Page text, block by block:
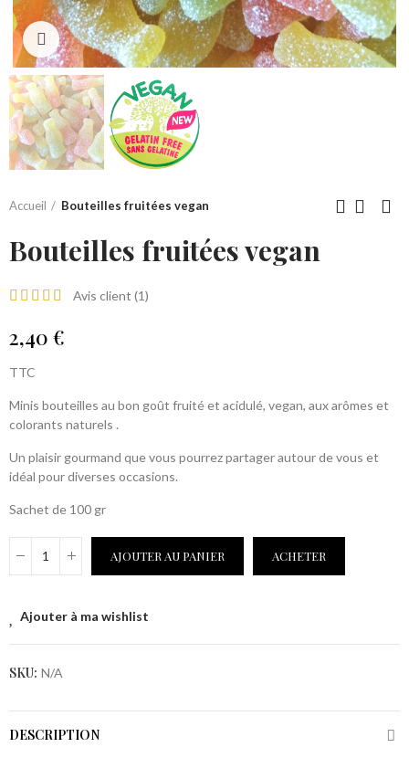
Click to enlarge
Accueil Bouteilles fruitées vegan
Bouteilles fruitées vegan
Avis client (1)
2,40 €
TTC
Minis bouteilles au bon goût fruité et acidulé, vegan, aux arômes et
colorants naturels .
Un plaisir gourmand que vous pourrez partager autour de vous et
idéal pour diverses occasions.
Sachet de 100 gr
AJOUTER AU PANIER ACHETER
Ajouter à ma wishlist
SKU: N/A
DESCRIPTION